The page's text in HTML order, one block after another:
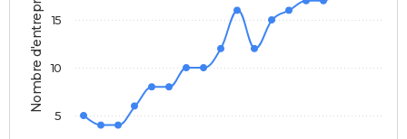
Nombre d'entreprises
5
10
15